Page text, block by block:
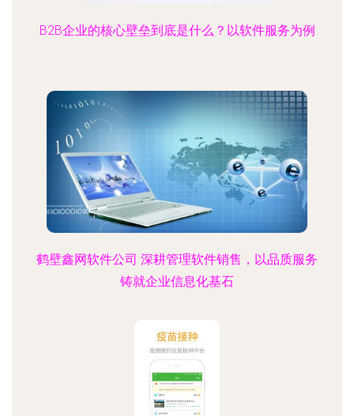
B2B企业的核心壁垒到底是什么？以软件服务为例
鹤壁鑫网软件公司 深耕管理软件销售，以品质服务
铸就企业信息化基石